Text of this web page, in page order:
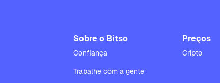
Sobre o Bitso
Confiança
Trabalhe com a gente
Preços
Cripto